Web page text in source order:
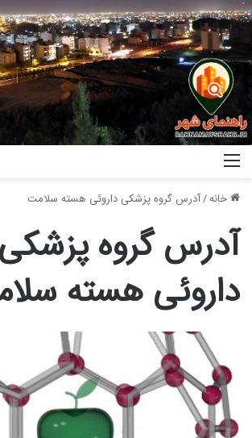
خانه/آدرس گروه پزشکی داروئی هسته سلامت
آدرس گروه پزشکی
داروئی هسته